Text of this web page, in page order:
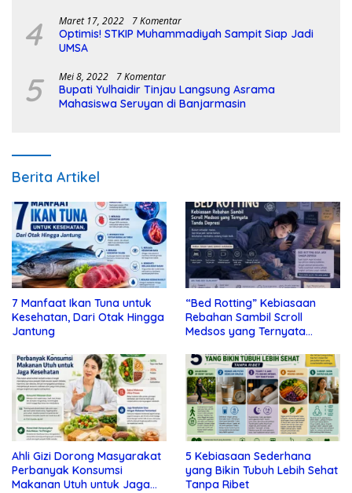
4 Maret 17, 2022 7 Komentar
Optimis! STKIP Muhammadiyah Sampit Siap Jadi
UMSA
5 Mei 8, 2022 7 Komentar
Bupati Yulhaidir Tinjau Langsung Asrama
Mahasiswa Seruyan di Banjarmasin
Berita Artikel
7 Manfaat Ikan Tuna untuk
Kesehatan, Dari Otak Hingga
Jantung
“Bed Rotting” Kebiasaan
Rebahan Sambil Scroll
Medsos yang Ternyata
Ahli Gizi Dorong Masyarakat
Perbanyak Konsumsi
Makanan Utuh untuk Jaga
5 Kebiasaan Sederhana
yang Bikin Tubuh Lebih Sehat
Tanpa Ribet